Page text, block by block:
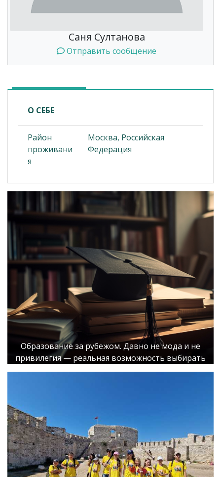
Саня Султанова
Отправить сообщение
О СЕБЕ
Район
проживани
я
Москва, Российская
Федерация
Образование за рубежом. Давно не мода и не
привилегия — реальная возможность выбирать